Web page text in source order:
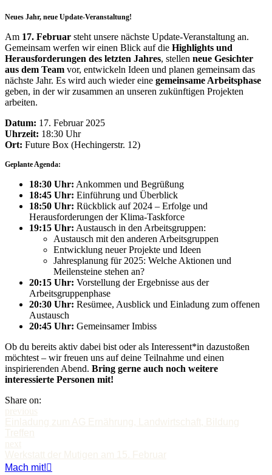
Neues Jahr, neue Update-Veranstaltung!
Am 17. Februar steht unsere nächste Update-Veranstaltung an.
Gemeinsam werfen wir einen Blick auf die Highlights und
Herausforderungen des letzten Jahres, stellen neue Gesichter
aus dem Team vor, entwickeln Ideen und planen gemeinsam das
nächste Jahr. Es wird auch wieder eine gemeinsame Arbeitsphase
geben, in der wir zusammen an unseren zukünftigen Projekten
arbeiten.
Datum: 17. Februar 2025
Uhrzeit: 18:30 Uhr
Ort: Future Box (Hechingerstr. 12)
Geplante Agenda:
18:30 Uhr: Ankommen und Begrüßung
18:45 Uhr: Einführung und Überblick
18:50 Uhr: Rückblick auf 2024 – Erfolge und
Herausforderungen der Klima-Taskforce
19:15 Uhr: Austausch in den Arbeitsgruppen:
Austausch mit den anderen Arbeitsgruppen
Entwicklung neuer Projekte und Ideen
Jahresplanung für 2025: Welche Aktionen und
Meilensteine stehen an?
20:15 Uhr: Vorstellung der Ergebnisse aus der
Arbeitsgruppenphase
20:30 Uhr: Resümee, Ausblick und Einladung zum offenen
Austausch
20:45 Uhr: Gemeinsamer Imbiss
Ob du bereits aktiv dabei bist oder als Interessent*in dazustoßen
möchtest – wir freuen uns auf deine Teilnahme und einen
inspirierenden Abend. Bring gerne auch noch weitere
interessierte Personen mit!
Share on:
previous
Einladung zum AG Ernährung, Landwirtschaft, Bildung
Treffen
next
Werkstatt der Mutigen am 15. Februar
Mach mit!